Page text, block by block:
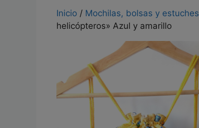
Inicio / Mochilas, bolsas y estuches
helicópteros» Azul y amarillo